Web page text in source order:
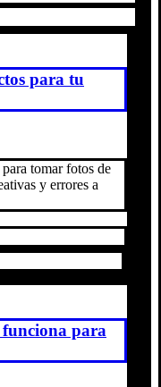
para tu
tomar fotos de
y errores a
para